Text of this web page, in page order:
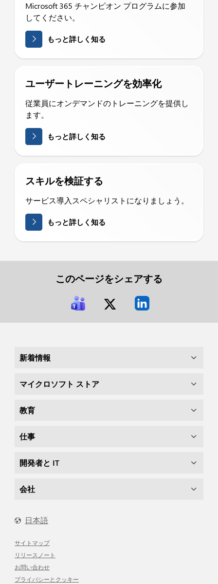
Microsoft 365 チャンピオン プログラムに参加
してください。
もっと詳しく知る
ユーザートレーニングを効率化
従業員にオンデマンドのトレーニングを提供し
ます。
もっと詳しく知る
スキルを検証する
サービス導入スペシャリストになりましょう。
もっと詳しく知る
このページをシェアする
新着情報
マイクロソフト ストア
教育
仕事
開発者と IT
会社
日本語
サイトマップ
リリースノート
お問い合わせ
プライバシーとクッキー